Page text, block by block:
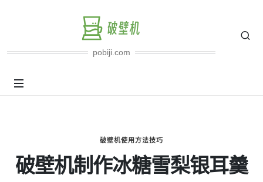
pobiji.com
破壁机使用方法技巧
破壁机制作冰糖雪梨银耳羹